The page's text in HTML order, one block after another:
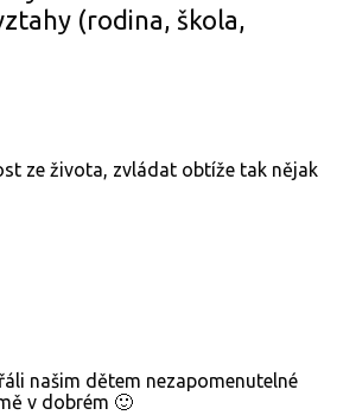
(rodina, škola,
ze života, zvládat obtíže tak nějak
našim dětem nezapomenutelné
v dobrém 🙂